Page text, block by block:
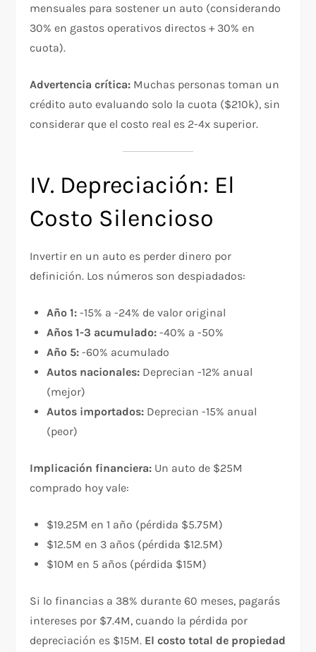
mensuales para sostener un auto (considerando
30% en gastos operativos directos + 30% en
cuota).
Advertencia crítica: Muchas personas toman un
crédito auto evaluando solo la cuota ($210k), sin
considerar que el costo real es 2-4x superior.​
IV. Depreciación: El
Costo Silencioso
Invertir en un auto es perder dinero por
definición. Los números son despiadados:​
Año 1: -15% a -24% de valor original
Años 1-3 acumulado: -40% a -50%
Año 5: -60% acumulado
Autos nacionales: Deprecian -12% anual
(mejor)
Autos importados: Deprecian -15% anual
(peor)
Implicación financiera: Un auto de $25M
comprado hoy vale:
$19.25M en 1 año (pérdida $5.75M)
$12.5M en 3 años (pérdida $12.5M)
$10M en 5 años (pérdida $15M)
Si lo financias a 38% durante 60 meses, pagarás
intereses por $7.4M, cuando la pérdida por
depreciación es $15M. El costo total de propiedad